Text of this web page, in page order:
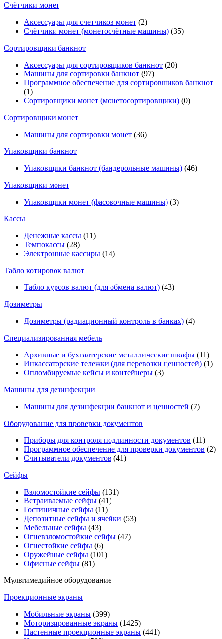
Счётчики монет
Аксессуары для счетчиков монет (2)
Счётчики монет (монетосчётные машины) (35)
Cортировщики банкнот
Аксессуары для сортировщиков банкнот (20)
Машины для сортировки банкнот (97)
Программное обеспечение для сортировщиков банкнот
(1)
Сортировщики монет (монетосортировщики) (0)
Сортировщики монет
Машины для сортировки монет (36)
Упаковщики банкнот
Упаковщики банкнот (бандерольные машины) (46)
Упаковщики монет
Упаковщики монет (фасовочные машины) (3)
Кассы
Денежные кассы (11)
Темпокассы (28)
Электронные кассиры (14)
Табло котировок валют
Табло курсов валют (для обмена валют) (43)
Дозиметры
Дозиметры (радиационный контроль в банках) (4)
Специализированная мебель
Архивные и бухгалтерские металлические шкафы (11)
Инкассаторские тележки (для перевозки ценностей) (1)
Опломбируемые кейсы и контейнеры (3)
Машины для дезинфекции
Машины для дезинфекции банкнот и ценностей (7)
Оборудование для проверки документов
Приборы для контроля подлинности документов (11)
Программное обеспечение для проверки документов (2)
Считыватели документов (41)
Сейфы
Взломостойкие сейфы (131)
Встраиваемые сейфы (41)
Гостиничные сейфы (11)
Депозитные сейфы и ячейки (53)
Мебельные сейфы (43)
Огневзломостойкие сейфы (47)
Огнестойкие сейфы (6)
Оружейные сейфы (101)
Офисные сейфы (81)
Мультимедийное оборудование
Проекционные экраны
Мобильные экраны (399)
Моторизированные экраны (1425)
Настенные проекционные экраны (441)